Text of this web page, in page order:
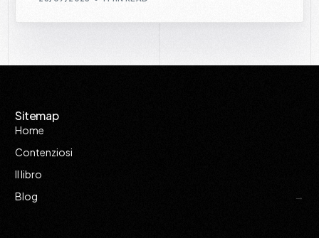
Sitemap
Home
Contenziosi
Il libro
Blog